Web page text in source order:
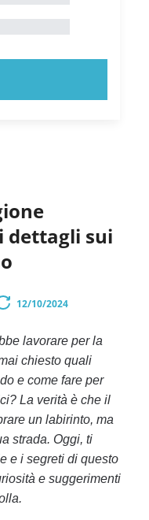
dettagli sui
12/10/2024
lavorare per la
chiesto quali
e come fare per
La verità è che il
un labirinto, ma
strada. Oggi, ti
e i segreti di questo
e suggerimenti